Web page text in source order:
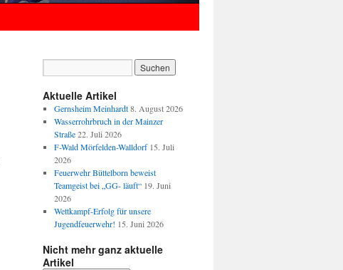
Aktuelle Artikel
Gernsheim Meinhardt 8. August 2026
Wasserrohrbruch in der Mainzer
Straße 22. Juli 2026
F-Wald Mörfelden-Walldorf 15. Juli
2026
Feuerwehr Büttelborn beweist
Teamgeist bei „GG- läuft“ 19. Juni
2026
Wettkampf-Erfolg für unsere
Jugendfeuerwehr! 15. Juni 2026
Nicht mehr ganz aktuelle
Artikel